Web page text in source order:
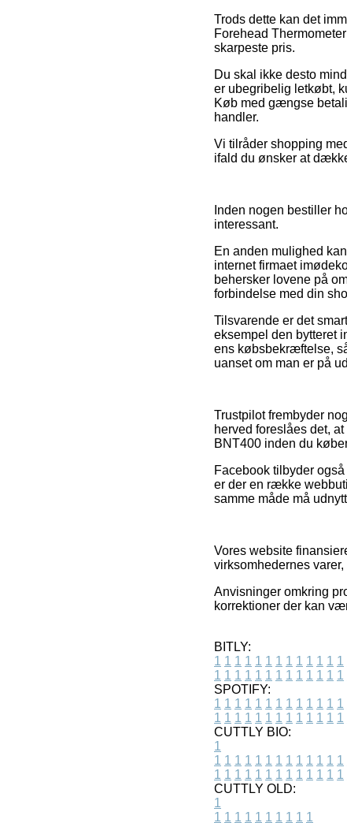
Trods dette kan det
Forehead
skarpeste pris.
Du skal ikke desto
er ubegribelig letkøbt,
Køb med gængse
handler.
Vi tilråder shopping
ifald du ønsker at
Inden nogen bestiller
interessant.
En anden mulighed
internet firmaet
behersker lovene på
forbindelse med din
Tilsvarende er det
eksempel den bytteret
ens købsbekræftelse,
uanset om man er på
Trustpilot frembyder
herved foreslåes det,
BNT400 inden du
Facebook tilbyder
er der en række
samme måde må
Vores website
virksomhedernes
Anvisninger omkring
korrektioner der kan
BITLY:
1 1 1 1 1 1 1 1 1 1 1 1 1
1 1 1 1 1 1 1 1 1 1 1 1 1
SPOTIFY:
1 1 1 1 1 1 1 1 1 1 1 1 1
1 1 1 1 1 1 1 1 1 1 1 1 1
CUTTLY BIO:
1
1 1 1 1 1 1 1 1 1 1 1 1 1
1 1 1 1 1 1 1 1 1 1 1 1 1
CUTTLY OLD:
1
1 1 1 1 1 1 1 1 1 1